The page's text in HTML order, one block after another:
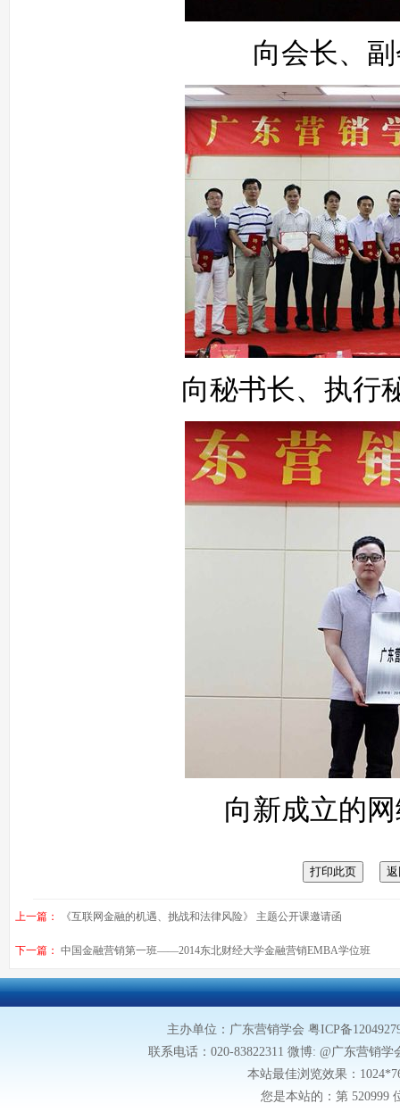
向会长、
向秘书长、执行
向新成立的
上一篇： 《互联网金融的机遇、挑战和法律风险》 主题公开课邀请函
下一篇： 中国金融营销第一班——2014东北财经大学金融营销EMBA学位班
主办单位：广东营销学会 粤ICP备
联系电话：020-83822311 微博: @广东营销学
本站最佳浏览效果：
您是本站的：第 520999